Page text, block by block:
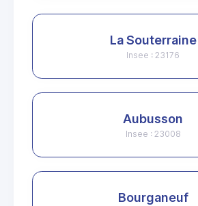
La Souterraine
Insee : 23176
Aubusson
Insee : 23008
Bourganeuf